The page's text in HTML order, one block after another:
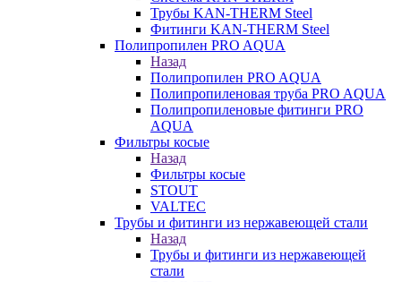
Трубы KAN-THERM Steel
Фитинги KAN-THERM Steel
Полипропилен PRO AQUA
Назад
Полипропилен PRO AQUA
Полипропиленовая труба PRO AQUA
Полипропиленовые фитинги PRO
AQUA
Фильтры косые
Назад
Фильтры косые
STOUT
VALTEC
Трубы и фитинги из нержавеющей стали
Назад
Трубы и фитинги из нержавеющей
стали